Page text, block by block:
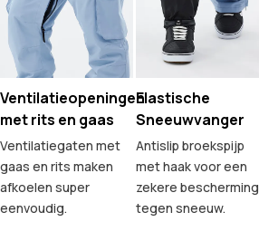
Ventilatieopeningen
met rits en gaas
Ventilatiegaten met
gaas en rits maken
afkoelen super
eenvoudig.
Elastische
Sneeuwvanger
Antislip broekspijp
met haak voor een
zekere bescherming
tegen sneeuw.